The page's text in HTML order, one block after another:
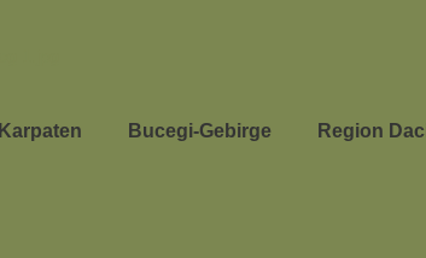
Bucegi-Gebirge Region